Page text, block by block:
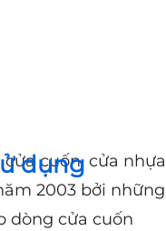
dụng
cuốn, cửa nhựa
2003 bởi những
dòng cửa cuốn